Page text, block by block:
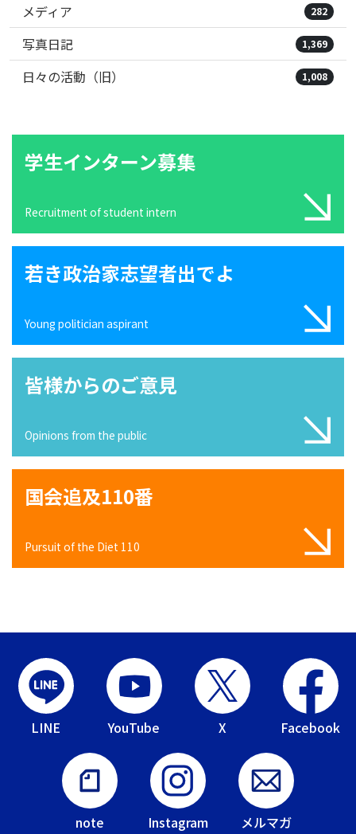
メディア 282
写真日記 1,369
日々の活動（旧） 1,008
学生インターン募集
Recruitment of student intern
若き政治家志望者出でよ
Young politician aspirant
皆様からのご意見
Opinions from the public
国会追及110番
Pursuit of the Diet 110
LINE YouTube X Facebook
note Instagram メルマガ